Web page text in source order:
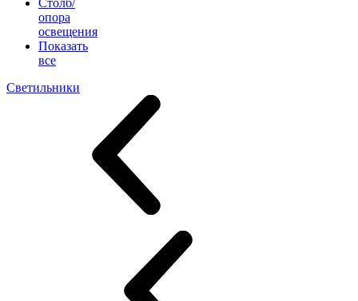
Столб/
опора
освещения
Показать
все
Светильники